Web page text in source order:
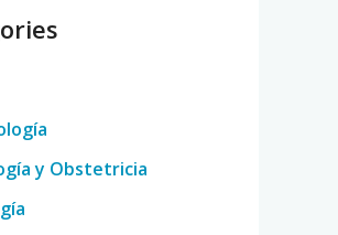
y Obstetricia